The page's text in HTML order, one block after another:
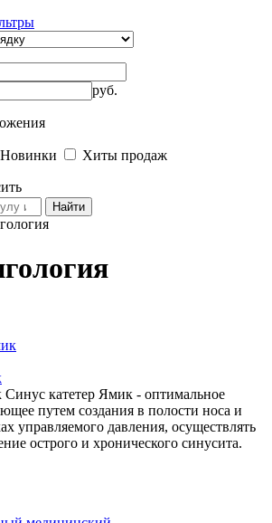
руб.
Новинки Хиты продаж
Найти
катетер Ямик - оптимальное
путем создания в полости носа и
управляемого давления, осуществлять
острого и хронического синусита.